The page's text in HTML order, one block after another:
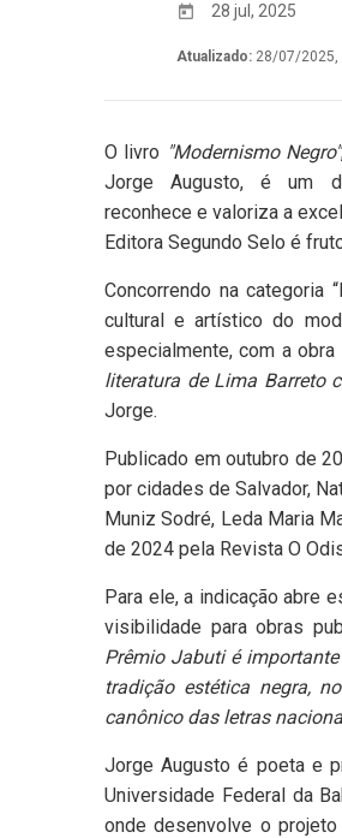
28 jul, 2025
Atualizado: 28/07/2025,
O livro "Modernismo Negro"
Jorge Augusto, é um
reconhece e valoriza a
Editora Segundo Selo é
Concorrendo na categoria
cultural e artístico do
especialmente, com a
literatura de Lima Barreto
Jorge.
Publicado em outubro de
por cidades de Salvador,
Muniz Sodré, Leda Maria
de 2024 pela Revista O
Para ele, a indicação abre
visibilidade para obras
Prêmio Jabuti é
tradição estética negra,
canônico das letras
Jorge Augusto é poeta e
Universidade Federal da
onde desenvolve o projeto